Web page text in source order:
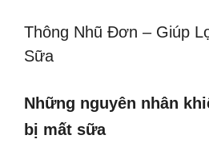
Thông Nhũ Đơn – Giúp
Sữa
Những nguyên nhân
bị mất sữa